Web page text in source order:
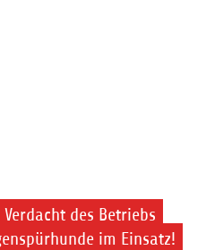
des Betriebs
im Einsatz!